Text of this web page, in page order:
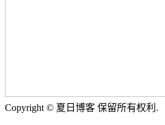
Copyright © 夏日博客 保留所有权利.